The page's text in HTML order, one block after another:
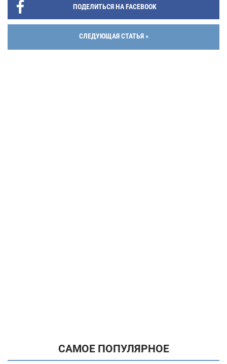
ПОДЕЛИТЬСЯ НА FACEBOOK
СЛЕДУЮЩАЯ СТАТЬЯ »
САМОЕ ПОПУЛЯРНОЕ